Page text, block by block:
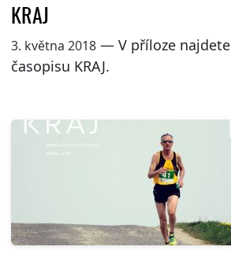
KRAJ
3. května 2018— V příloze
časopisu KRAJ.